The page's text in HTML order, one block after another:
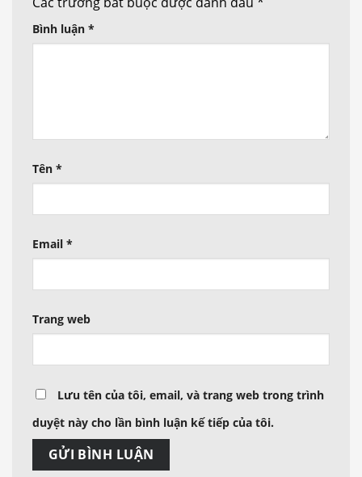
Bình luận *
Tên *
Email *
Trang web
Lưu tên của tôi, email, và trang web trong trình
duyệt này cho lần bình luận kế tiếp của tôi.